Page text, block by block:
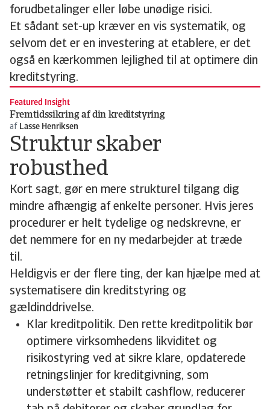
forudbetalinger eller løbe unødige risici.
Et sådant set-up kræver en vis systematik, og
selvom det er en investering at etablere, er det
også en kærkommen lejlighed til at optimere din
kreditstyring.
Featured Insight
Fremtidssikring af din kreditstyring
af Lasse Henriksen
Struktur skaber
robusthed
Kort sagt, gør en mere strukturel tilgang dig
mindre afhængig af enkelte personer. Hvis jeres
procedurer er helt tydelige og nedskrevne, er
det nemmere for en ny medarbejder at træde
til.
Heldigvis er der flere ting, der kan hjælpe med at
systematisere din kreditstyring og
gældinddrivelse.
Klar kreditpolitik. Den rette kreditpolitik bør
optimere virksomhedens likviditet og
risikostyring ved at sikre klare, opdaterede
retningslinjer for kreditgivning, som
understøtter et stabilt cashflow, reducerer